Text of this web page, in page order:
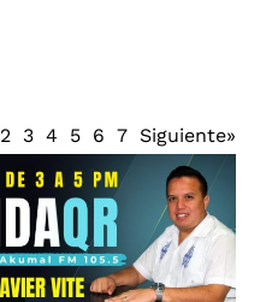
2 3 4 5 6 7 Siguiente»